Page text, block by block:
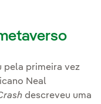
pela primeira vez
Neal
descreveu uma